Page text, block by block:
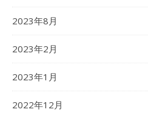
2023年8月
2023年2月
2023年1月
2022年12月